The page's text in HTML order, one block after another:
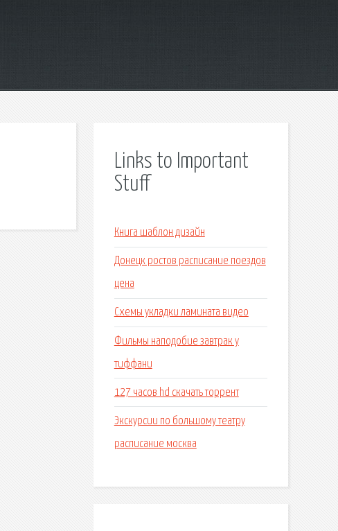
Links to Important
Stuff
Книга шаблон дизайн
Донецк ростов расписание поездов
цена
Схемы укладки ламината видео
Фильмы наподобие завтрак у
тиффани
127 часов hd скачать торрент
Экскурсии по большому театру
расписание москва